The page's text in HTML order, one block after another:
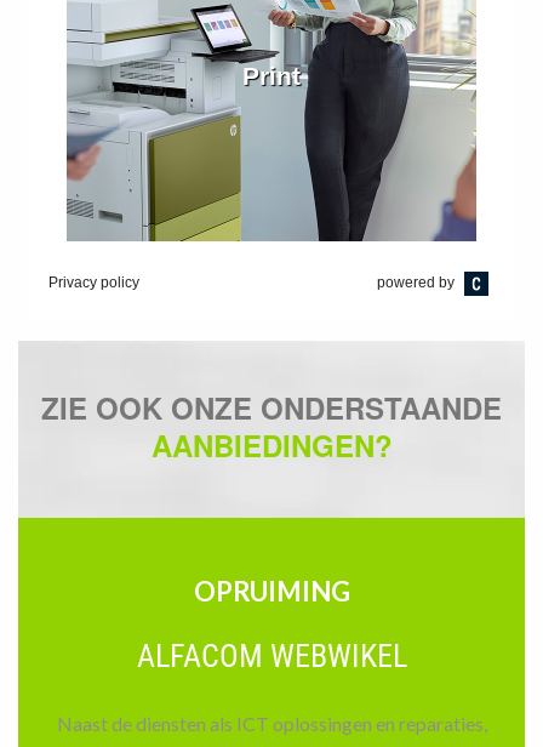
ZIE OOK ONZE ONDERSTAANDE
AANBIEDINGEN?
OPRUIMING
ALFACOM WEBWIKEL
Naast de diensten als ICT oplossingen en reparaties,